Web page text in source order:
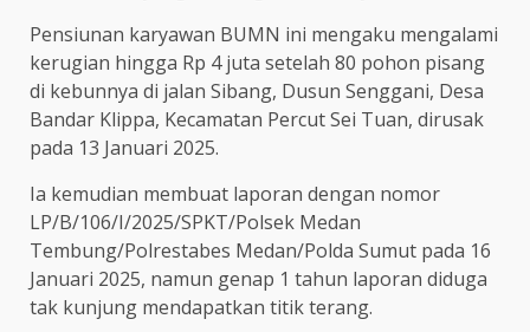
Pensiunan karyawan BUMN ini mengaku mengalami
kerugian hingga Rp 4 juta setelah 80 pohon pisang
di kebunnya di jalan Sibang, Dusun Senggani, Desa
Bandar Klippa, Kecamatan Percut Sei Tuan, dirusak
pada 13 Januari 2025.
Ia kemudian membuat laporan dengan nomor
LP/B/106/I/2025/SPKT/Polsek Medan
Tembung/Polrestabes Medan/Polda Sumut pada 16
Januari 2025, namun genap 1 tahun laporan diduga
tak kunjung mendapatkan titik terang.